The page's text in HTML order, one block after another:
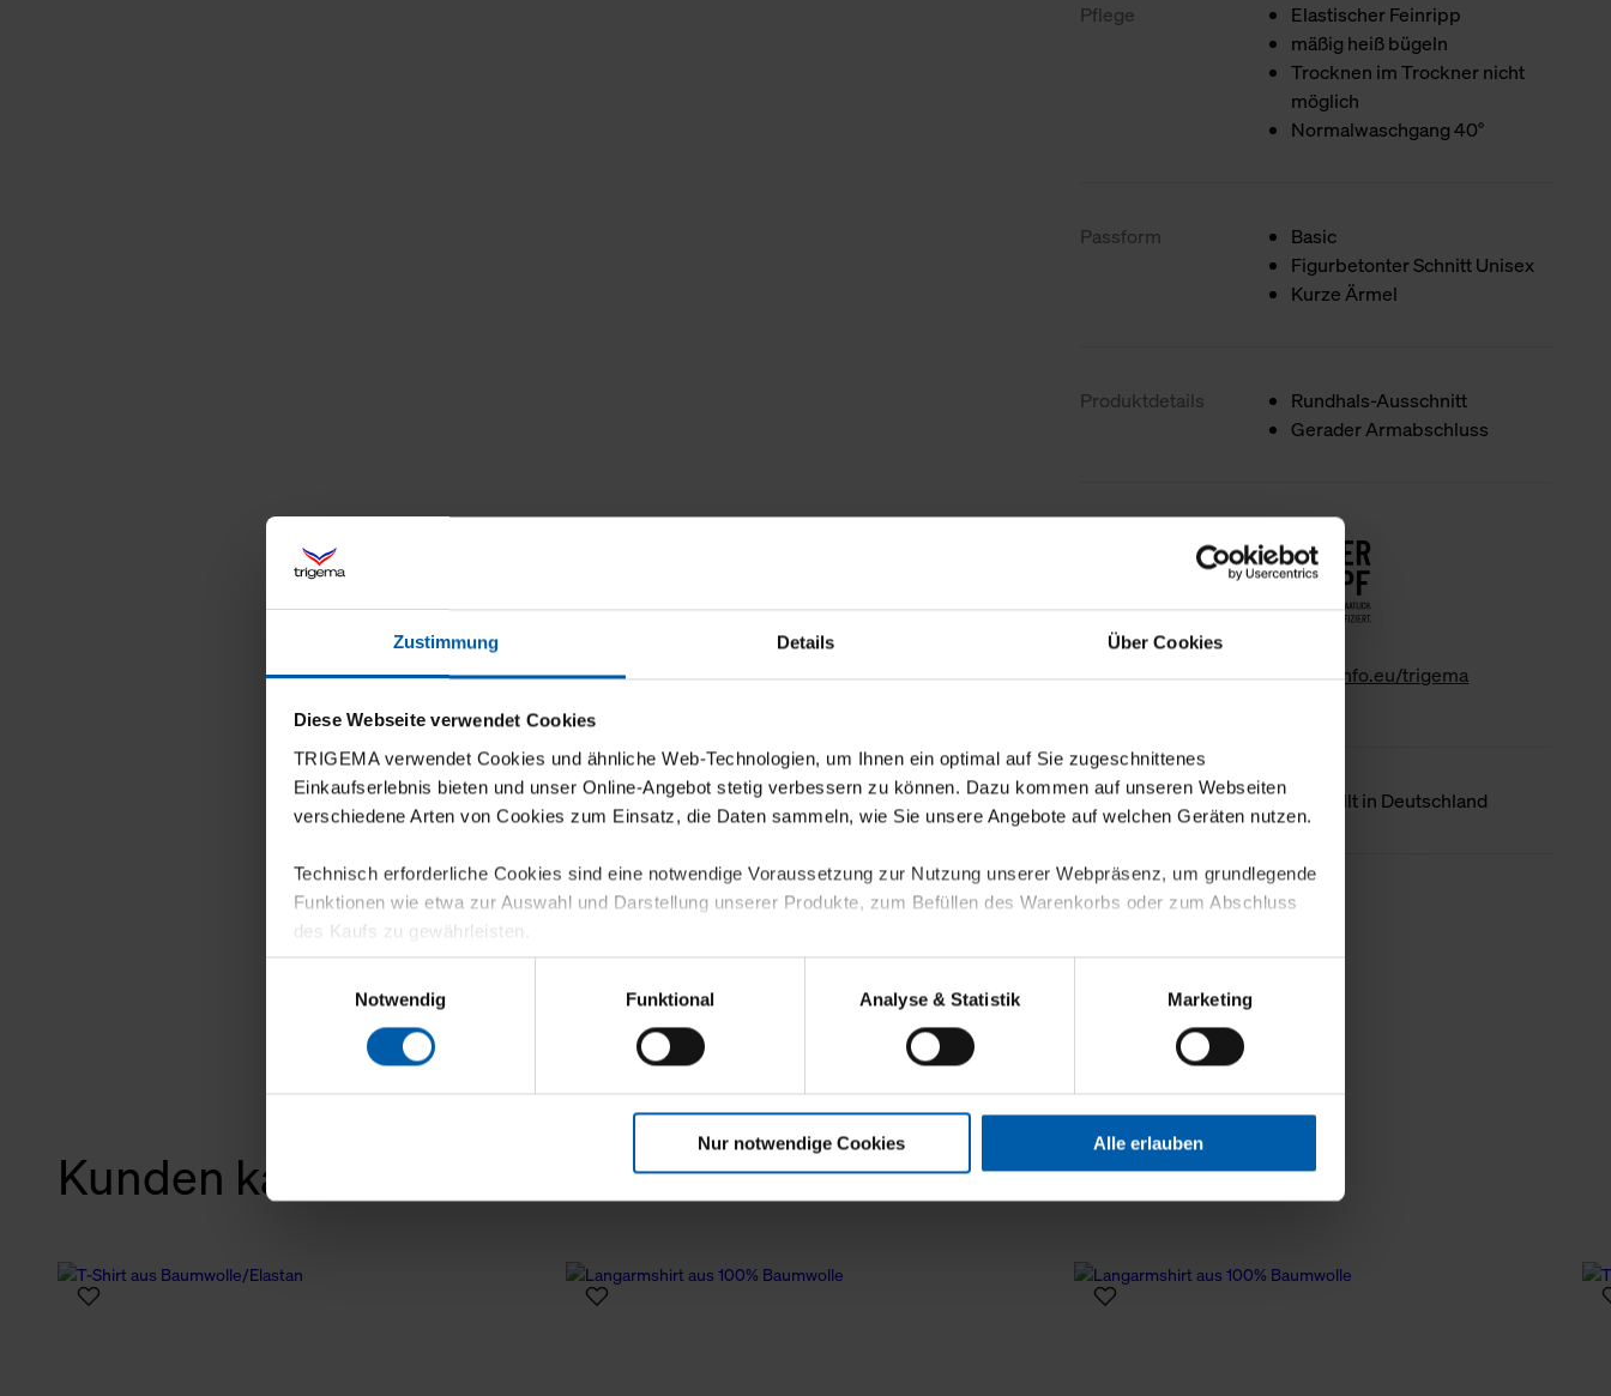
Zustimmung Details Über Cookies
Diese Webseite verwendet Cookies
TRIGEMA verwendet Cookies und ähnliche Web-Technologien, um Ihnen ein optimal auf Sie zugeschnittenes
Einkaufserlebnis bieten und unser Online-Angebot stetig verbessern zu können. Dazu kommen auf unseren Webseiten
verschiedene Arten von Cookies zum Einsatz, die Daten sammeln, wie Sie unsere Angebote auf welchen Geräten nutzen.
Technisch erforderliche Cookies sind eine notwendige Voraussetzung zur Nutzung unserer Webpräsenz, um grundlegende
Funktionen wie etwa zur Auswahl und Darstellung unserer Produkte, zum Befüllen des Warenkorbs oder zum Abschluss
des Kaufs zu gewährleisten.
Für die Darstellung personalisierter Angebote, Anzeigen und Inhalte aufgrund Ihres Nutzerverhaltens und Ihres Profils
sowie für Marketing-, Statistik- und Tracking-Zwecke zur Analyse und Optimierung unserer Webpräsenz speichern wir
personenbezogene Informationen. Diese übermitteln wir in anonymisierter Form an Dritte wie etwa unsere
Klicken Sie auf "Alle erlauben", damit wir alle Cookies und Web-Technologien für Ihr personalisiertes Einkaufserlebnis
verwenden dürfen. Über die jeweiligen Schaltflächen können Sie die Arten der Cookies selbst festlegen, die Sie erlauben
Über den Reiter „Details“ erfahren Sie weiterführende Informationen über die jeweiligen Cookies und ihren
Verwendungszweck. Bei „Über Cookies“ können Sie allgemeine Informationen über Cookies einsehen. Über den
Notwendig
Funktional Analyse & Statistik Marketing
Nur notwendige Cookies Alle erlauben
Pflege
Elastischer Feinripp
mäßig heiß bügeln
Trocknen im Trockner nicht
möglich
Normalwaschgang 40°
Passform
Basic
Figurbetonter Schnitt Unisex
Kurze Ärmel
Produktdetails
Rundhals-Ausschnitt
Gerader Armabschluss
www.gk-info.eu/trigema
Ursprungsland Hergestellt in Deutschland
Weniger Details
Kunden kauften auch